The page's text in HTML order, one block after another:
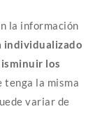
la información
individualizado
los
tenga la misma
variar de